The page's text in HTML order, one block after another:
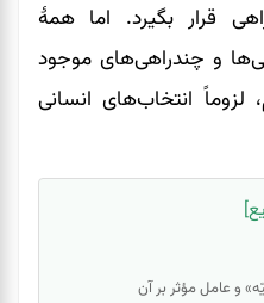
قرار بگیرد. اما همۀ
و چندراهی‌های موجود
لزوماً انتخاب‌های انسانی
و عامل مؤثر بر آن